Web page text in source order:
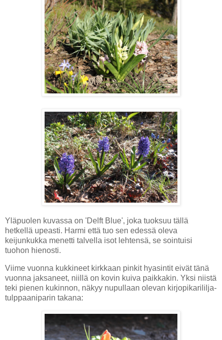
Yläpuolen kuvassa on 'Delft Blue', joka tuoksuu tällä
hetkellä upeasti. Harmi että tuo sen edessä oleva
keijunkukka menetti talvella isot lehtensä, se sointuisi
tuohon hienosti.
Viime vuonna kukkineet kirkkaan pinkit hyasintit eivät tänä
vuonna jaksaneet, niillä on kovin kuiva paikkakin. Yksi niistä
teki pienen kukinnon, näkyy nupullaan olevan kirjopikarililja-
tulppaaniparin takana: